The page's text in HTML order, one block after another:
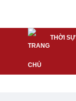
THỜI SỰ